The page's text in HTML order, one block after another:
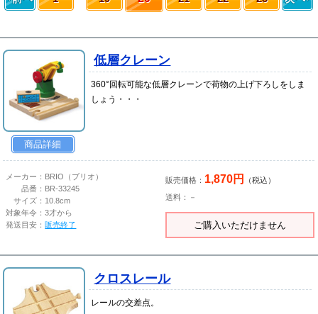
商品詳細
低層クレーン
360°回転可能な低層クレーンで荷物の上げ下ろしをしま
しょう・・・
メーカー： BRIO（ブリオ）
品番： BR-33245
サイズ： 10.8cm
対象年令：3才から
発送目安：販売終了
販売価格： 1,870円
（税込）
送料：－
ご購入いただけません
クロスレール
レールの交差点。